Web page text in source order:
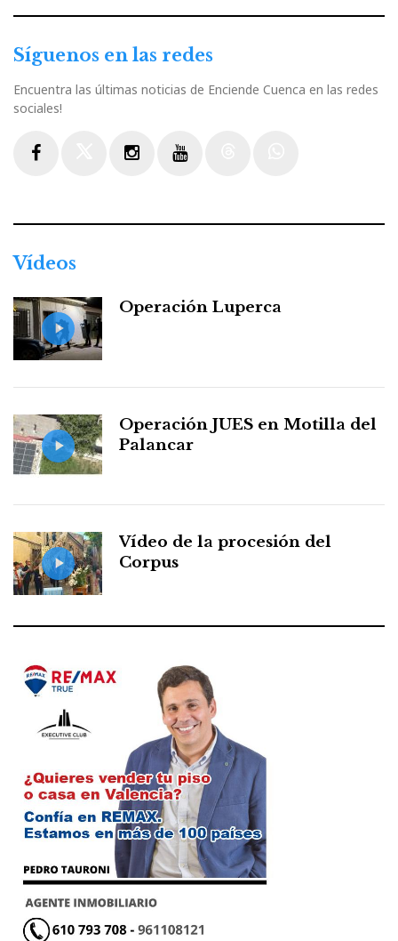
Síguenos en las redes
Encuentra las últimas noticias de Enciende Cuenca en las redes
sociales!
Vídeos
Operación Luperca
Operación JUES en Motilla del
Palancar
Vídeo de la procesión del
Corpus